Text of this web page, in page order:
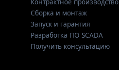
Контрактное производство
Сборка и монтаж
Запуск и гарантия
Разработка ПО SCADA
Получить консультацию